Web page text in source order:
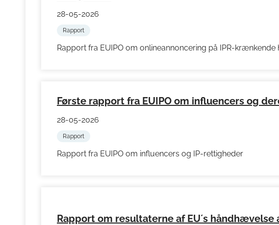
28-05-2026
Rapport
Rapport fra EUIPO om onlineannoncering på IPR-
Første rapport fra EUIPO om influencers og
28-05-2026
Rapport
Rapport fra EUIPO om influencers og IP-rettigheder
Rapport om resultaterne af EU´s